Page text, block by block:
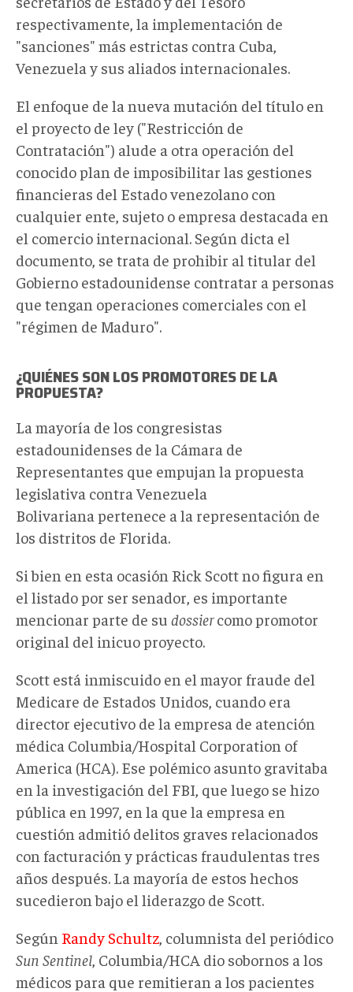
respectivamente, la implementación de
"sanciones" más estrictas contra Cuba,
Venezuela y sus aliados internacionales.
El enfoque de la nueva mutación del título en
el proyecto de ley ("Restricción de
Contratación") alude a otra operación del
conocido plan de imposibilitar las gestiones
financieras del Estado venezolano con
cualquier ente, sujeto o empresa destacada en
el comercio internacional. Según dicta el
documento, se trata de prohibir al titular del
Gobierno estadounidense contratar a personas
que tengan operaciones comerciales con el
"régimen de Maduro".
¿QUIÉNES SON LOS PROMOTORES DE LA
PROPUESTA?
La mayoría de los congresistas
estadounidenses de la Cámara de
Representantes que empujan la propuesta
legislativa contra Venezuela
Bolivariana pertenece a la representación de
los distritos de Florida.
Si bien en esta ocasión Rick Scott no figura en
el listado por ser senador, es importante
mencionar parte de su dossiercomo promotor
original del inicuo proyecto.
Scott está inmiscuido en el mayor fraude del
Medicare de Estados Unidos, cuando era
director ejecutivo de la empresa de atención
médica Columbia/Hospital Corporation of
America (HCA). Ese polémico asunto gravitaba
en la investigación del FBI, que luego se hizo
pública en 1997, en la que la empresa en
cuestión admitió delitos graves relacionados
con facturación y prácticas fraudulentas tres
años después. La mayoría de estos hechos
sucedieron bajo el liderazgo de Scott.
Según Randy Schultz , columnista del periódico
Sun Sentinel , Columbia/HCA dio sobornos a los
médicos para que remitieran a los pacientes